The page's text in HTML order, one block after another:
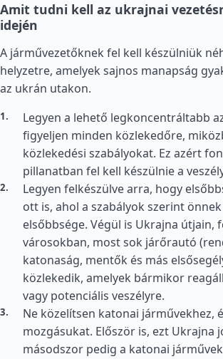
Amit tudni kell az ukrajnai
idején
A járművezetőknek fel kell készülniük
helyzetre, amelyek sajnos manapság
az ukrán utakon.
Legyen a lehető legkoncentráltabb
figyeljen minden közlekedőre,
közlekedési szabályokat. Ez azért
pillanatban fel kell készülnie a
Legyen felkészülve arra, hogy
ott is, ahol a szabályok szerint
elsőbbsége. Végül is Ukrajna útjain,
városokban, most sok járőrautó
katonaság, mentők és más
közlekedik, amelyek bármikor
vagy potenciális veszélyre.
Ne közelítsen katonai járművekhez,
mozgásukat. Először is, ezt Ukrajna
másodszor pedig a katonai